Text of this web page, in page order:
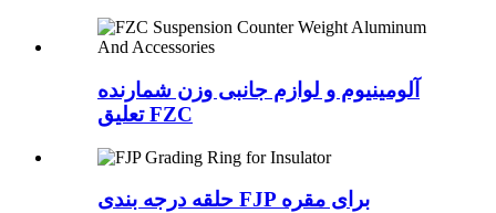
آلومینیوم و لوازم جانبی وزن شمارنده
تعلیق FZC
حلقه درجه بندی FJP برای مقره